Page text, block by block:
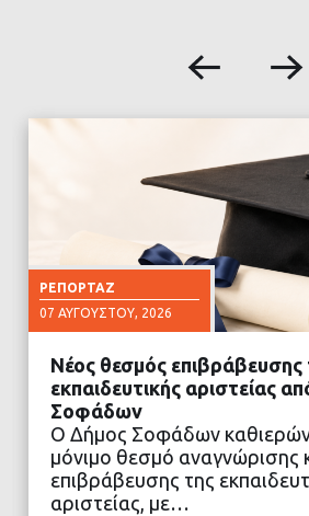
ΡΕΠΟΡΤΆΖ
07 ΑΥΓΟΎΣΤΟΥ, 2026
ΔΙΑΒΑΣΤΕ
Νέος θεσμός επιβράβευσης
εκπαιδευτικής αριστείας
Σοφάδων
Ο Δήμος Σοφάδων
μόνιμο θεσμό αναγνώρισης
επιβράβευσης της
αριστείας, με…